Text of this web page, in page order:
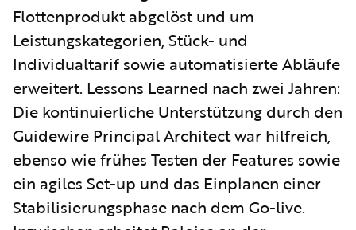
Flottenprodukt abgelöst und um
Leistungskategorien, Stück- und
Individualtarif sowie automatisierte Abläufe
erweitert. Lessons Learned nach zwei Jahren:
Die kontinuierliche Unterstützung durch den
Guidewire Principal Architect war hilfreich,
ebenso wie frühes Testen der Features sowie
ein agiles Set-up und das Einplanen einer
Stabilisierungsphase nach dem Go-live.